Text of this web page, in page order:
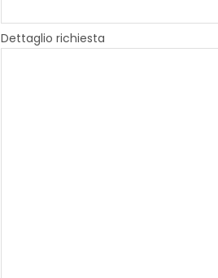
Dettaglio richiesta